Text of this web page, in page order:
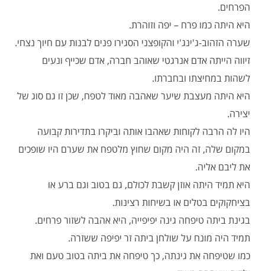
הפרחים.
היא היתה כמו פרח – יפה וזוהרת.
שערה הזהוב-ג'ינג'י והקופצני הסגירו פנים לבנות עם חיוך נצחי.
זיווה הייתה אדם אנרגטי שאוהב חברה, אדם שכייף ונעים
לשהות במחיצתו ובחברתו.
היא היתה מעצבת שיער שאהבה מאוד לטפח, שכן זו גם סוג של
יצירה.
היו לה הרבה לקוחות שאהבו אותה וביקרו בתדירות קבועה
במקום שלה, זה היה מקום שחוץ מלטפח את שערם היו שופכים
את ליבם אליה.
היא תמיד היתה אוזן קשבת לכולם, גם בטוב וגם ברע או
בציחקוקים בטלים או בשיחות רצינות.
בגינת ביתה טיפחה גינה יפיפייה, היא אהבה לשזור פרחים.
תמיד היה מונח על שולחן ביתה זר יפיפה ששזרה.
כמו שטיפחה את גינתה, כך טיפחה את ביתה בטוב טעם ואת